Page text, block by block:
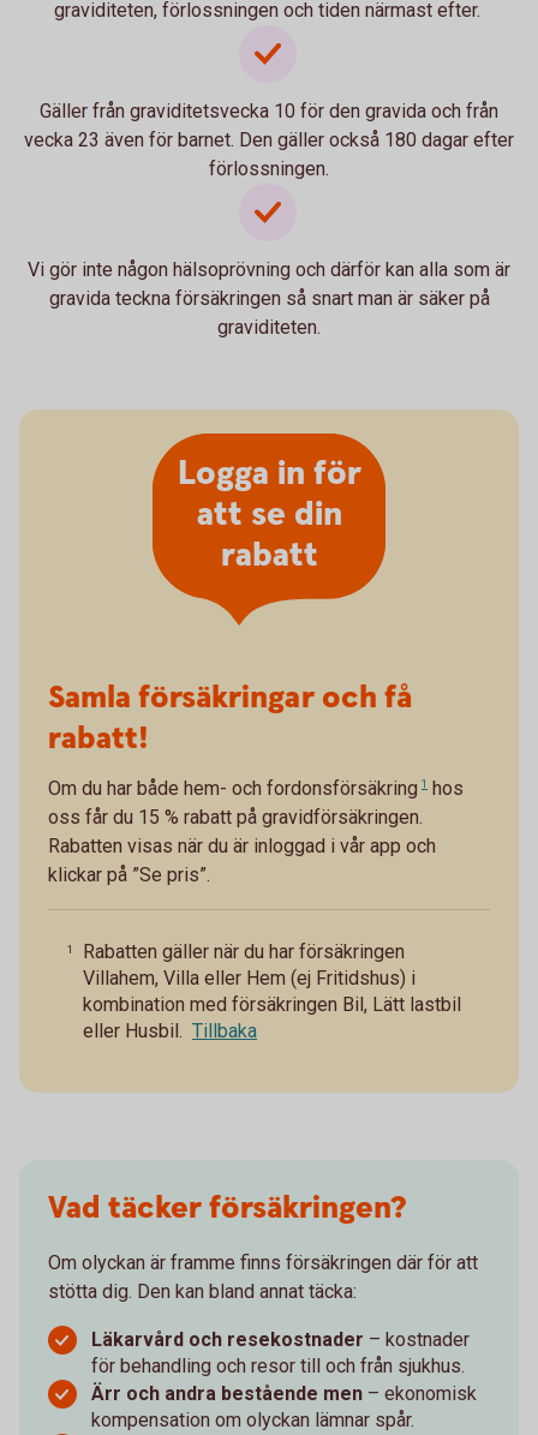
graviditeten, förlossningen och tiden närmast efter.
Gäller från graviditetsvecka 10 för den gravida och från
vecka 23 även för barnet. Den gäller också 180 dagar efter
förlossningen.
Vi gör inte någon hälsoprövning och därför kan alla som är
gravida teckna försäkringen så snart man är säker på
graviditeten.
Samla försäkringar och få
rabatt!
Om du har både hem- och fordonsförsäkring 1 hos
oss får du 15 % rabatt på gravidförsäkringen.
Rabatten visas när du är inloggad i vår app och
klickar på ”Se pris”.
1
Rabatten gäller när du har försäkringen
Villahem, Villa eller Hem (ej Fritidshus) i
kombination med försäkringen Bil, Lätt lastbil
eller Husbil. Tillbaka
Logga in för
att se din
rabatt
Vad täcker försäkringen?
Om olyckan är framme finns försäkringen där för att
stötta dig. Den kan bland annat täcka:
Läkarvård och resekostnader – kostnader
för behandling och resor till och från sjukhus.
Ärr och andra bestående men – ekonomisk
kompensation om olyckan lämnar spår.